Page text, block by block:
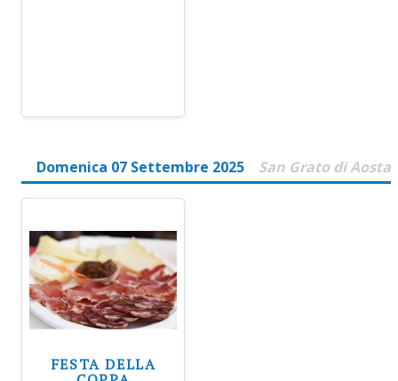
Domenica 07 Settembre 2025 San Grato di Aosta
FESTA DELLA